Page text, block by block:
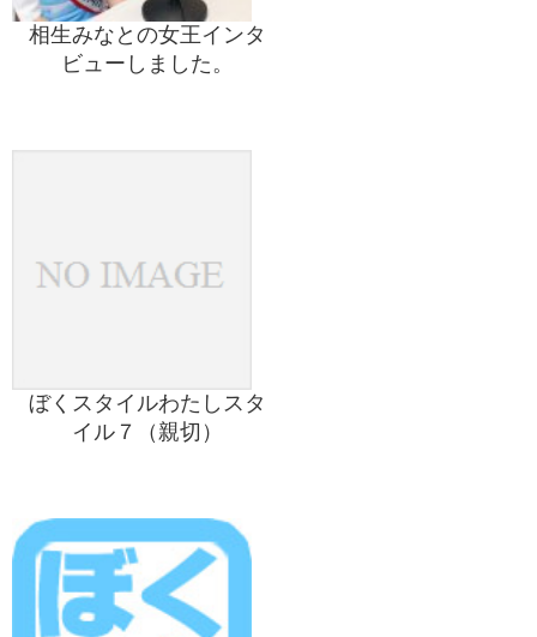
相生みなとの女王インタ
ビューしました。
ぼくスタイルわたしスタ
イル７（親切）